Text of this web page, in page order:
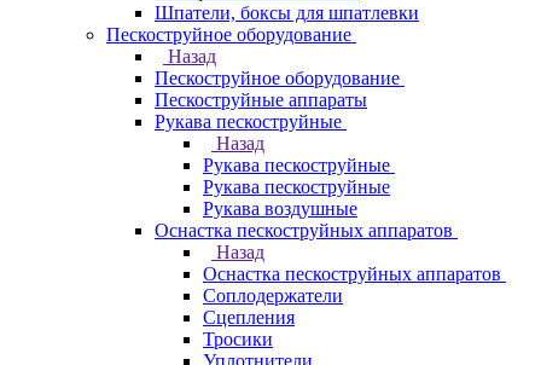
Шпатели, боксы для шпатлевки
Пескоструйное оборудование
Назад
Пескоструйное оборудование
Пескоструйные аппараты
Рукава пескоструйные
Назад
Рукава пескоструйные
Рукава пескоструйные
Рукава воздушные
Оснастка пескоструйных аппаратов
Назад
Оснастка пескоструйных аппаратов
Соплодержатели
Сцепления
Тросики
Уплотнители